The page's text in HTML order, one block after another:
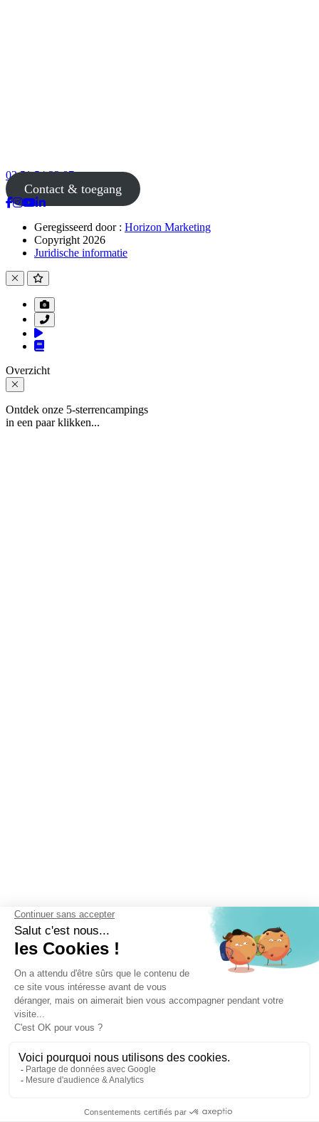
02 51 54 33 87
Contact & toegang
Geregisseerd door : Horizon Marketing
Copyright 2026
Juridische informatie
Overzicht
Ontdek onze 5-sterrencampings
in een paar klikken...
Fotogalerij
3 Villages Clubs voor 3 verschillende sferen
Campings aan zee
Gerenommeerde waterparken
Dagelijks entertainment
Accommodatie voor iedereen
Neem contact op met
e-mail